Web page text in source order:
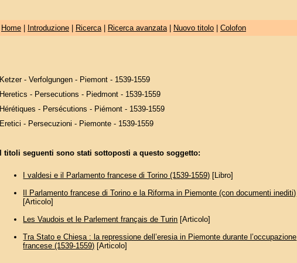
Home| Introduzione| Ricerca| Ricerca avanzata| Nuovo titolo| Colofon
Ketzer - Verfolgungen - Piemont - 1539-1559
Heretics - Persecutions - Piedmont - 1539-1559
Hérétiques - Persécutions - Piémont - 1539-1559
Eretici - Persecuzioni - Piemonte - 1539-1559
I titoli seguenti sono stati sottoposti a questo soggetto:
I valdesi e il Parlamento francese di Torino (1539-1559) [Libro]
Il Parlamento francese di Torino e la Riforma in Piemonte (con documenti inediti)
[Articolo]
Les Vaudois et le Parlement français de Turin [Articolo]
Tra Stato e Chiesa : la repressione dell’eresia in Piemonte durante l’occupazione
francese (1539-1559) [Articolo]